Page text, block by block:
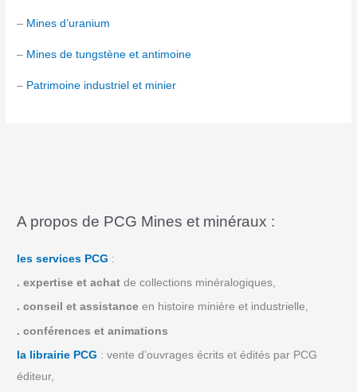
– Mines d’uranium
– Mines de tungstène et antimoine
– Patrimoine industriel et minier
A propos de PCG Mines et minéraux :
les services PCG :
. expertise et achat de collections minéralogiques,
. conseil et assistance en histoire minière et industrielle,
. conférences et animations
la librairie PCG : vente d’ouvrages écrits et édités par PCG
éditeur,